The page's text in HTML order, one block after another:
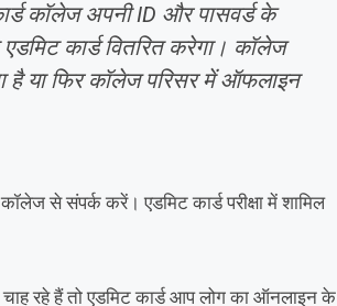
कॉलेज अपनी ID और पासवर्ड के
कार्ड वितरित करेगा। कॉलेज
है या फिर कॉलेज परिसर में ऑफलाइन
से संपर्क करें। एडमिट कार्ड परीक्षा में शामिल
चाह रहे हैं तो एडमिट कार्ड आप लोग का ऑनलाइन के